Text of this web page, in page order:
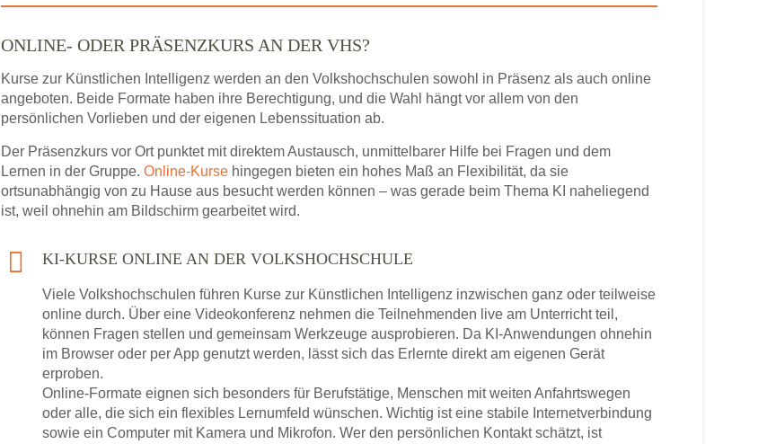
ONLINE- ODER PRÄSENZKURS AN DER VHS?
Kurse zur Künstlichen Intelligenz werden an den Volkshochschulen sowohl in Präsenz als auch online
angeboten. Beide Formate haben ihre Berechtigung, und die Wahl hängt vor allem von den
persönlichen Vorlieben und der eigenen Lebenssituation ab.
Der Präsenzkurs vor Ort punktet mit direktem Austausch, unmittelbarer Hilfe bei Fragen und dem
Lernen in der Gruppe. Online-Kurse hingegen bieten ein hohes Maß an Flexibilität, da sie
ortsunabhängig von zu Hause aus besucht werden können – was gerade beim Thema KI naheliegend
ist, weil ohnehin am Bildschirm gearbeitet wird.
KI-KURSE ONLINE AN DER VOLKSHOCHSCHULE
Viele Volkshochschulen führen Kurse zur Künstlichen Intelligenz inzwischen ganz oder teilweise
online durch. Über eine Videokonferenz nehmen die Teilnehmenden live am Unterricht teil,
können Fragen stellen und gemeinsam Werkzeuge ausprobieren. Da KI-Anwendungen ohnehin
im Browser oder per App genutzt werden, lässt sich das Erlernte direkt am eigenen Gerät
erproben.
Online-Formate eignen sich besonders für Berufstätige, Menschen mit weiten Anfahrtswegen
oder alle, die sich ein flexibles Lernumfeld wünschen. Wichtig ist eine stabile Internetverbindung
sowie ein Computer mit Kamera und Mikrofon. Wer den persönlichen Kontakt schätzt, ist